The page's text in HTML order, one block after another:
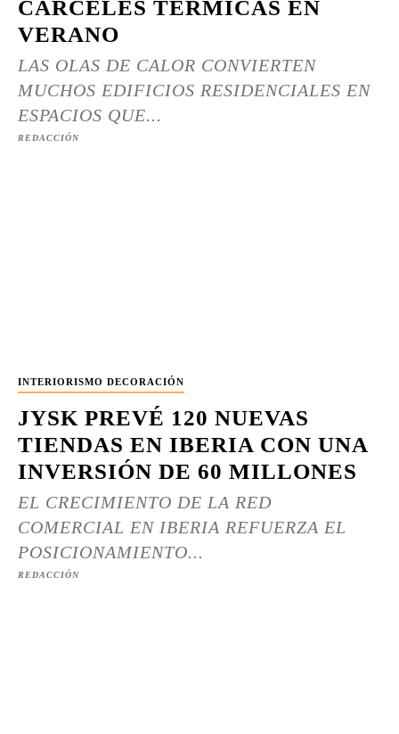
CÁRCELES TÉRMICAS EN
VERANO
LAS OLAS DE CALOR CONVIERTEN
MUCHOS EDIFICIOS RESIDENCIALES EN
ESPACIOS QUE...
REDACCIÓN
INTERIORISMO DECORACIÓN
JYSK PREVÉ 120 NUEVAS
TIENDAS EN IBERIA CON UNA
INVERSIÓN DE 60 MILLONES
EL CRECIMIENTO DE LA RED
COMERCIAL EN IBERIA REFUERZA EL
POSICIONAMIENTO...
REDACCIÓN